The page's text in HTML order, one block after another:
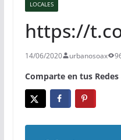
LOCALES
https://
14/06/2020 urbanosoax
Comparte en tus Redes